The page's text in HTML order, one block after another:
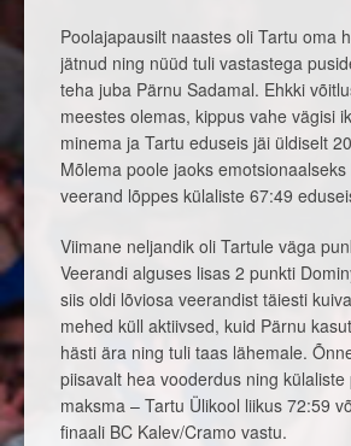
Poolajapausilt naastes oli Tartu oma
jätnud ning nüüd tuli vastastega
teha juba Pärnu Sadamal. Ehkki
meestes olemas, kippus vahe vägisi
minema ja Tartu eduseis jäi üldiselt
Mõlema poole jaoks
veerand lõppes külaliste 67:49
Viimane neljandik oli Tartule väga
Veerandi alguses lisas 2 punkti
siis oldi lõviosa veerandist täiesti
mehed küll aktiivsed, kuid Pärnu
hästi ära ning tuli taas lähemale.
piisavalt hea vooderdus ning
maksma – Tartu Ülikool liikus 72:59
finaali BC Kalev/Cramo vastu.